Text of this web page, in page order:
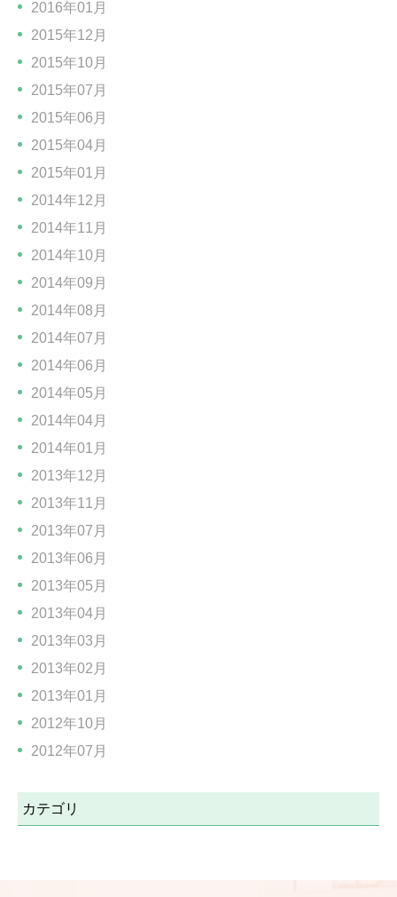
2016年01月
2015年12月
2015年10月
2015年07月
2015年06月
2015年04月
2015年01月
2014年12月
2014年11月
2014年10月
2014年09月
2014年08月
2014年07月
2014年06月
2014年05月
2014年04月
2014年01月
2013年12月
2013年11月
2013年07月
2013年06月
2013年05月
2013年04月
2013年03月
2013年02月
2013年01月
2012年10月
2012年07月
カテゴリ